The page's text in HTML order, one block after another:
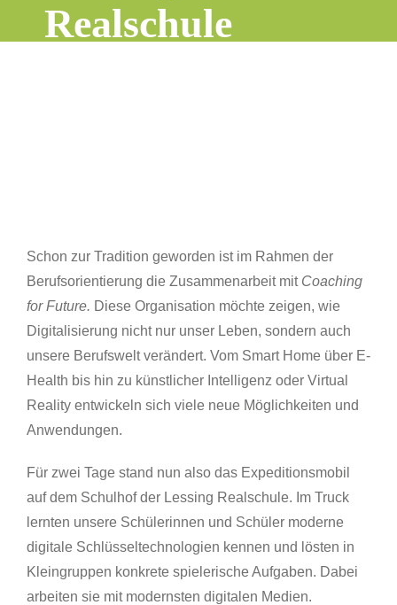
Realschule
Schon zur Tradition geworden ist im Rahmen der
Berufsorientierung die Zusammenarbeit mit Coaching
for Future. Diese Organisation möchte zeigen, wie
Digitalisierung nicht nur unser Leben, sondern auch
unsere Berufswelt verändert. Vom Smart Home über E-
Health bis hin zu künstlicher Intelligenz oder Virtual
Reality entwickeln sich viele neue Möglichkeiten und
Anwendungen.
Für zwei Tage stand nun also das Expeditionsmobil
auf dem Schulhof der Lessing Realschule. Im Truck
lernten unsere Schülerinnen und Schüler moderne
digitale Schlüsseltechnologien kennen und lösten in
Kleingruppen konkrete spielerische Aufgaben. Dabei
arbeiten sie mit modernsten digitalen Medien.